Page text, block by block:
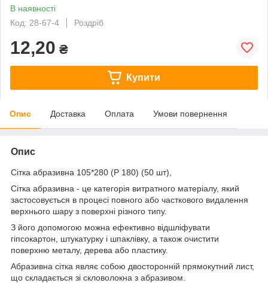
В наявності
Код: 28-67-4
Роздріб
12,20 ₴
Купити
Опис Доставка Оплата Умови повернення
Опис
Сітка абразивна 105*280 (Р 180) (50 шт),
Сітка абразивна - це категорія витратного матеріалу, який
застосовується в процесі повного або часткового видалення
верхнього шару з поверхні різного типу.
З його допомогою можна ефективно відшліфувати
гіпсокартон, штукатурку і шпаклівку, а також очистити
поверхню металу, дерева або пластику.
Абразивна сітка являє собою двосторонній прямокутний лист,
що складається зі скловолокна з абразивом.